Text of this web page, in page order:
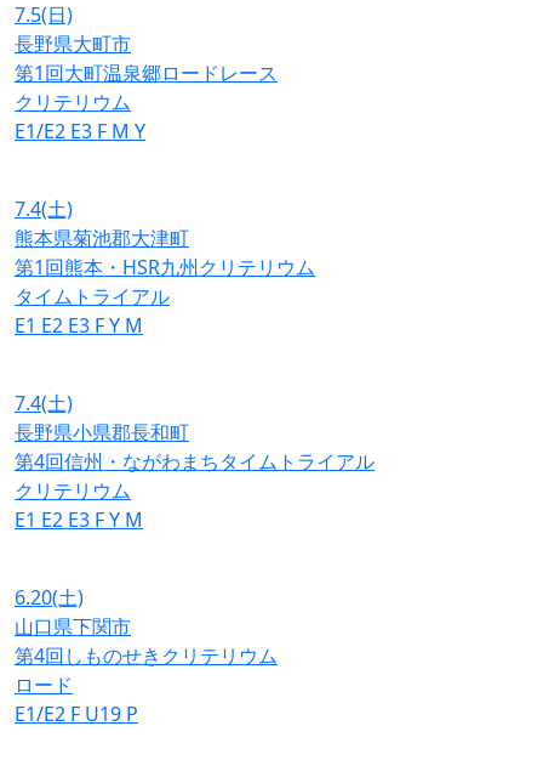
7.5(日)
長野県大町市
第1回大町温泉郷ロードレース
クリテリウム
E1/E2 E3 F M Y
7.4(土)
熊本県菊池郡大津町
第1回熊本・HSR九州クリテリウム
タイムトライアル
E1 E2 E3 FY M
7.4(土)
長野県小県郡長和町
第4回信州・ながわまちタイムトライアル
クリテリウム
E1 E2 E3 FY M
6.20(土)
山口県下関市
第4回しものせきクリテリウム
ロード
E1/E2 F U19 P